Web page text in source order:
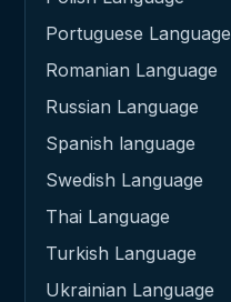
Portuguese Language
Romanian Language
Russian Language
Spanish language
Swedish Language
Thai Language
Turkish Language
Ukrainian Language